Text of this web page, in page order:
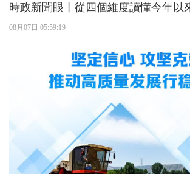
時政新聞眼丨從四個維度讀懂今年以
08月07日 05:59:19